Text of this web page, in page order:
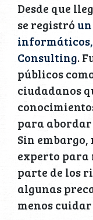
Desde que
se registróun
informáticos,
Consulting.
públicos
ciudadanos
para
Sin
experto
parte de los
algunas
menos